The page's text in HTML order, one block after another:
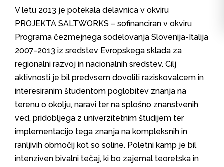
V letu 2013 je potekala delavnica v okviru
PROJEKTA SALTWORKS – sofinanciran v okviru
Programa čezmejnega sodelovanja Slovenija-Italija
2007-2013 iz sredstev Evropskega sklada za
regionalni razvoj in nacionalnih sredstev. Cilj
aktivnosti je bil predvsem dovoliti raziskovalcem in
interesiranim študentom poglobitev znanja na
terenu o okolju, naravi ter na splošno znanstvenih
ved, pridobljega z univerzitetnim študijem ter
implementacijo tega znanja na kompleksnih in
ranljivih območij kot so soline. Poletni kamp je bil
intenziven bivalni tečaj, ki bo zajemal teoretska in